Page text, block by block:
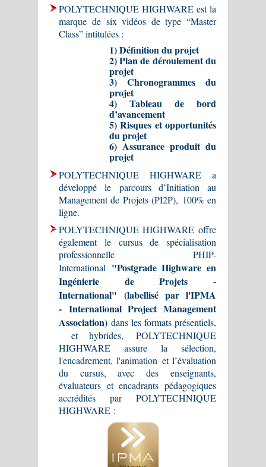
POLYTECHNIQUE HIGHWARE est la
marque de six vidéos de type “Master
Class” intitulées :
1) Définition du projet
2) Plan de déroulement du
projet
3) Chronogrammes du
projet
4) Tableau de bord
d’avancement
5) Risques et opportunités
du projet
6) Assurance produit du
projet
POLYTECHNIQUE HIGHWARE a
développé le parcours d’Initiation au
Management de Projets (PI2P), 100% en
ligne.
POLYTECHNIQUE HIGHWARE offre
également le cursus de spécialisation
professionnelle PHIP-
International "Postgrade Highware en
Ingénierie de Projets -
International" (labellisé par l'IPMA
- International Project Management
Association) dans les formats présentiels,
et hybrides, POLYTECHNIQUE
HIGHWARE assure la sélection,
l'encadrement, l'animation et l’évaluation
du cursus, avec des enseignants,
évaluateurs et encadrants pédagogiques
accrédités par POLYTECHNIQUE
HIGHWARE :